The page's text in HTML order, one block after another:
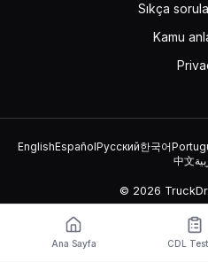
Sıkça
Kamu
EnglishEspañolРусский한국어
中文
© 2026
Platform, şirket tarafından
kuruluşlarıyla
Ana Sayfa CDL